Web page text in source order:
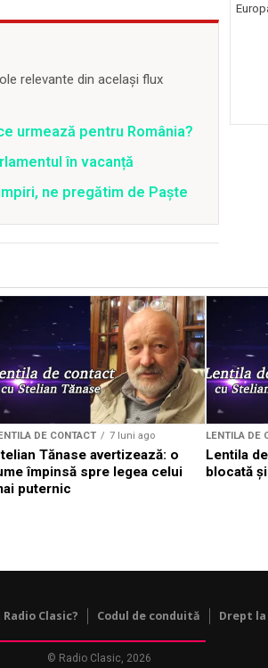
relevante din același flux
urmează pentru România?
în vacanță
ne pregătim de Paște
DE CONTACT 7 luni ago
Tănase avertizează: o
împinsă spre legea celui
puternic
LENTILA DE
Lentila
blocată
Clasic? Codul de conduită Drept
© Radio Clasic, 2026